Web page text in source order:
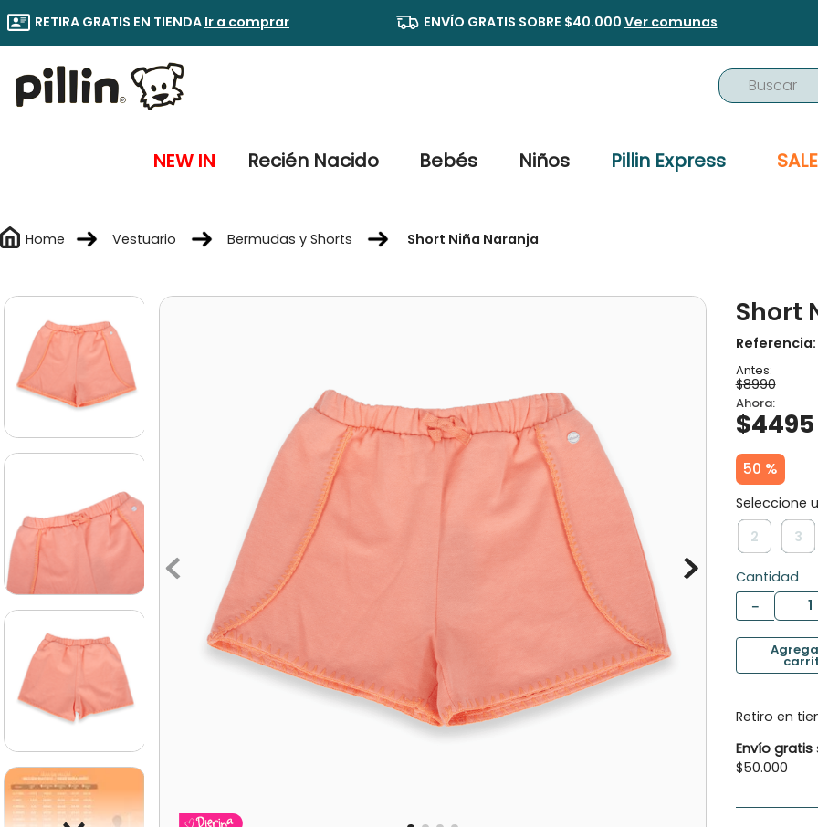
RETIRA GRATIS EN TIENDA Ir a comprar ENVÍO GRATIS SOBRE $40.000 Ver comunas
Buscar
NEW IN Recién Nacido Bebés Niños Pillin Express
Vestuario Bermudas y Shorts Short Niña Naranja
Short
Referencia:
$8990
$4495
50 %
2 3
Cantidad
－
Retiro en
Envío gratis
$50.000
1
buzo
4.
poleron
9.
panty
10. botas agua